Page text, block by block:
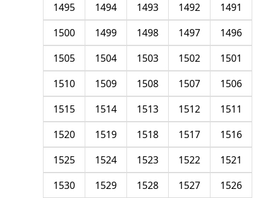
1491
1492
1493
1494
1495
1496
1497
1498
1499
1500
1501
1502
1503
1504
1505
1506
1507
1508
1509
1510
1511
1512
1513
1514
1515
1516
1517
1518
1519
1520
1521
1522
1523
1524
1525
1526
1527
1528
1529
1530